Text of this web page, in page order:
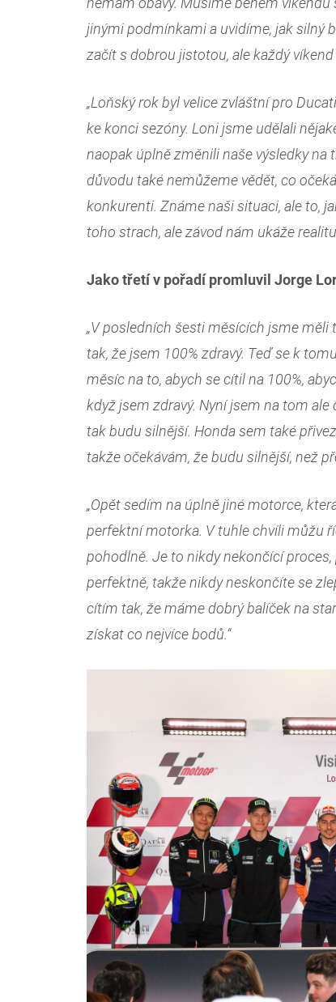
jinými podmínkami a uvidíme, jak silný
začít s dobrou jistotou, ale každý víkend
„Loňský rok byl velice zvláštní pro
ke konci sezóny. Loni jsme udělali
naopak úplně změnili naše výsledky
důvodu také nemůžeme vědět, co
konkurenti. Známe naši situaci, ale to,
toho strach, ale závod nám ukáže
Jako třetí v pořadí promluvil Jorge
„V posledních šesti měsících jsme
tak, že jsem 100% zdravý. Teď se k
měsíc na to, abych se cítil na 100%,
když jsem zdravý. Nyní jsem na tom
tak budu silnější. Honda sem také
takže očekávám, že budu silnější, než
„Opět sedím na úplně jiné motorce,
perfektní motorka. V tuhle chvíli můžu
pohodlně. Je to nikdy nekončící
perfektně, takže nikdy neskončíte se
cítím tak, že máme dobrý balíček na
získat co nejvíce bodů.“